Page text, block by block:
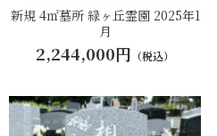
新規 4㎡墓所 緑ヶ丘霊園 2025年1
月
2,244,000円 （税込）